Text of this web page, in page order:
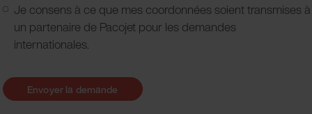
Je consens à ce que mes coordonnées soient transmises à
un partenaire de Pacojet pour les demandes
internationales.
Envoyer la demande